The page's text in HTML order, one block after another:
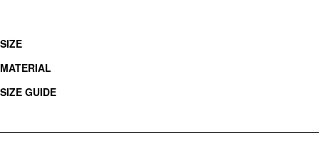
SIZE
MATERIAL
SIZE GUIDE